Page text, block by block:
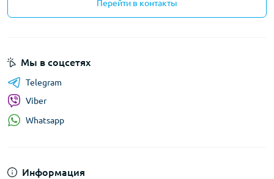
Перейти в контакты
Информация
Мы в соцсетях
Telegram
Viber
Whatsapp